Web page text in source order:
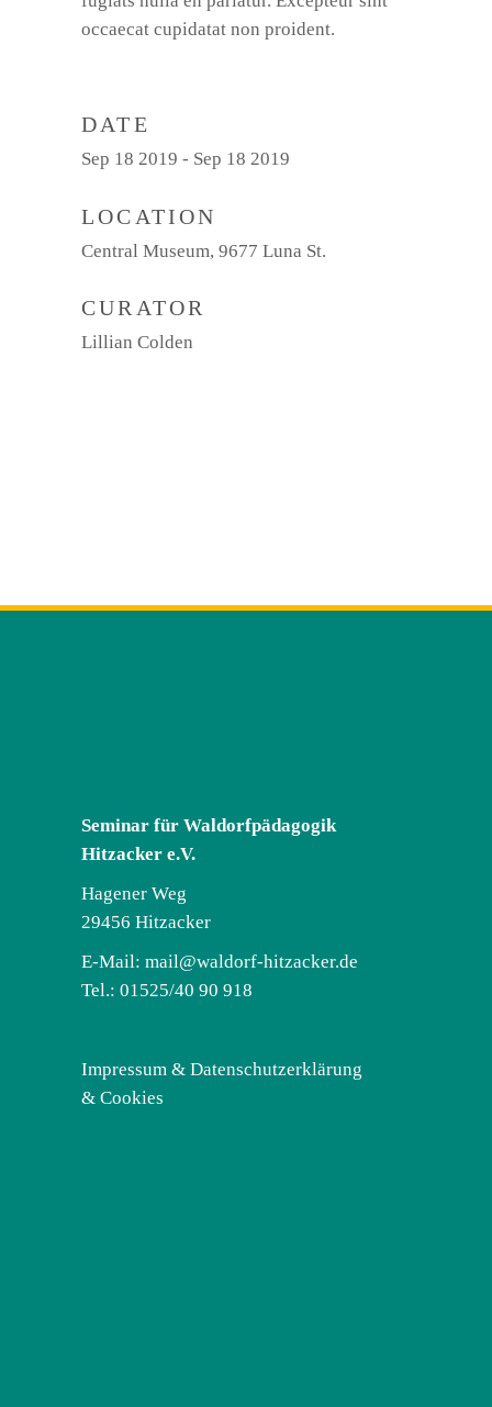
occaecat cupidatat non proident.
DATE
Sep 18 2019 - Sep 18 2019
LOCATION
Central Museum, 9677 Luna St.
CURATOR
Lillian Colden
Seminar für Waldorfpädagogik
Hitzacker e.V.
Hagener Weg
29456 Hitzacker
E-Mail: mail@waldorf-hitzacker.de
Tel.: 01525/40 90 918
Impressum & Datenschutzerklärung
& Cookies